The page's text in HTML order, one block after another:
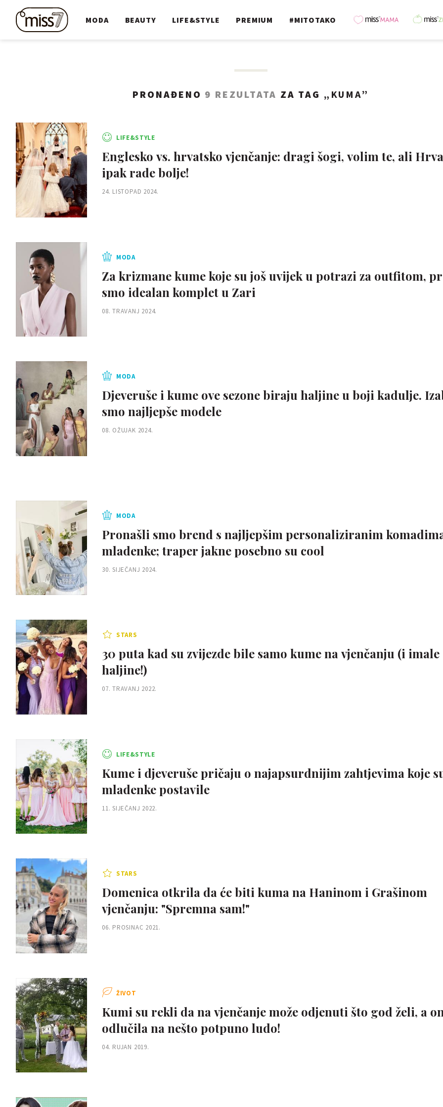
MODA BEAUTY LIFE&STYLE PREMIUM #MITOTAKO
PRONAĐENO 9 REZULTATA ZA TAG „ KUMA”
LIFE&STYLE
Englesko vs. hrvatsko vjenčanje: dragi šogi, volim te, ali
ipak rade bolje!
24. LISTOPAD 2024.
MODA
Za krizmane kume koje su još uvijek u potrazi za outfitom,
smo idealan komplet u Zari
08. TRAVANJ 2024.
MODA
Djeveruše i kume ove sezone biraju haljine u boji kadulje.
smo najljepše modele
08. OŽUJAK 2024.
MODA
Pronašli smo brend s najljepšim personaliziranim
mladenke; traper jakne posebno su cool
30. SIJEČANJ 2024.
STARS
30 puta kad su zvijezde bile samo kume na vjenčanju (i
haljine!)
07. TRAVANJ 2022.
LIFE&STYLE
Kume i djeveruše pričaju o najapsurdnijim zahtjevima koje
mladenke postavile
11. SIJEČANJ 2022.
STARS
Domenica otkrila da će biti kuma na Haninom i Grašinom
vjenčanju: "Spremna sam!"
06. PROSINAC 2021.
ŽIVOT
Kumi su rekli da na vjenčanje može odjenuti što god želi, a
odlučila na nešto potpuno ludo!
04. RUJAN 2019.